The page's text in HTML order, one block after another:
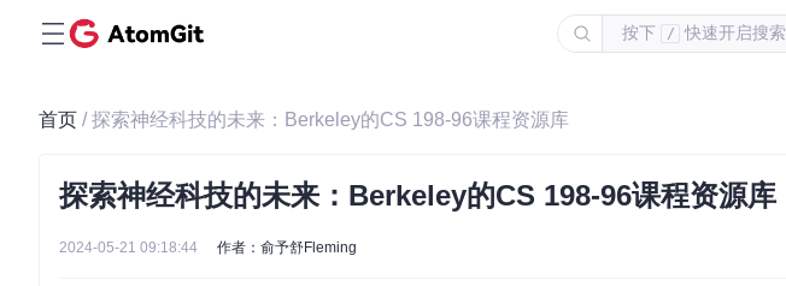
按下 / 快速开启搜索
首页 / 探索神经科技的未来：Berkeley的CS 198-96课程资源库
探索神经科技的未来：Berkeley的CS 198-96课程资源库
2024-05-21 09:18:44 作者：俞予舒Fleming